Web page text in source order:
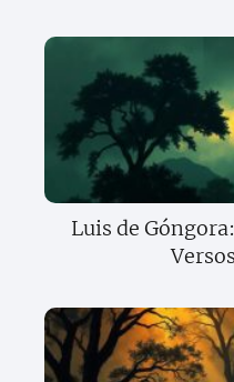
Luis de